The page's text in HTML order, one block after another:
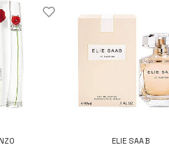
ELIE SAAB